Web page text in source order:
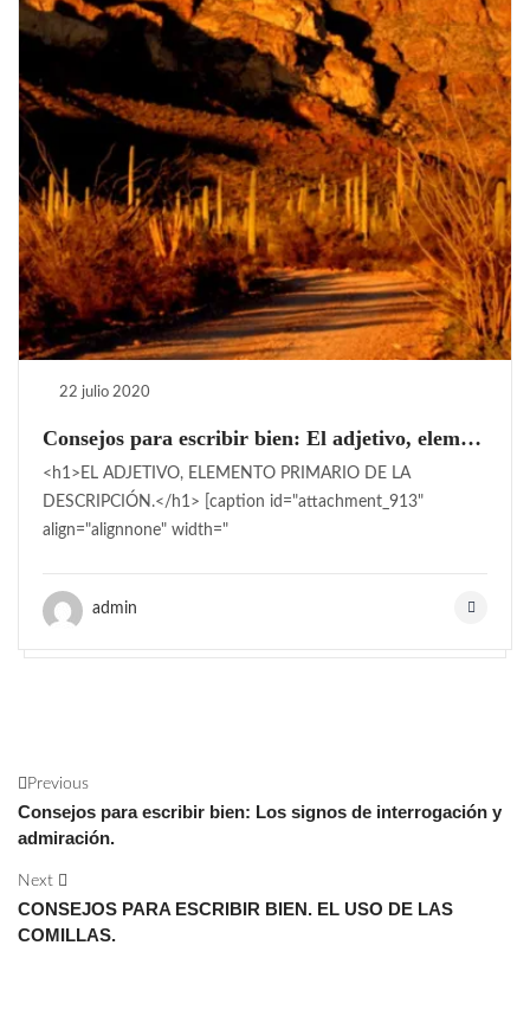
22 julio 2020
Consejos para escribir bien: El adjetivo, elemento primario de la descripción
<h1>EL ADJETIVO, ELEMENTO PRIMARIO DE LA
DESCRIPCIÓN.</h1> [caption id="attachment_913"
align="alignnone" width="
admin
Previous
Consejos para escribir bien: Los signos de interrogación y
admiración.
Next
CONSEJOS PARA ESCRIBIR BIEN. EL USO DE LAS
COMILLAS.